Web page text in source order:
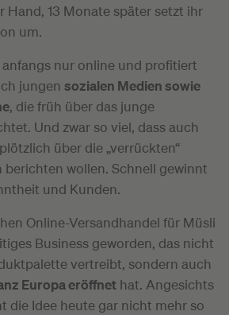
Hand, 13 Monate später setzt ihr
um.
nur online und profitiert
jungen sozialen Medien sowie
, die früh über das junge
Und zwar so viel, dass auch
über die „verrückten“
wollen. Schnell gewinnt
und Kunden.
Online-Versandhandel für Müsli
Business geworden, das nicht
vertreibt, sondern auch
Europa eröffnet hat. Angesichts
die Idee heute gar nicht mehr so